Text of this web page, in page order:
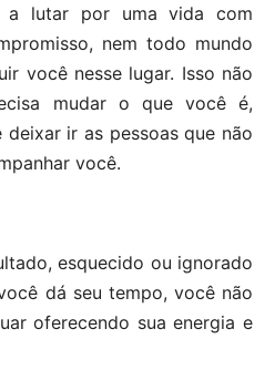
a lutar por uma vida com
nem todo mundo
você nesse lugar. Isso não
mudar o que você é,
ir as pessoas que não
você.
esquecido ou ignorado
dá seu tempo, você não
oferecendo sua energia e